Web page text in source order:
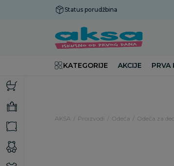
Status porudžbina
KATEGORIJE AKCIJE PRVA
AKSA Proizvodi Odeća Odeća za